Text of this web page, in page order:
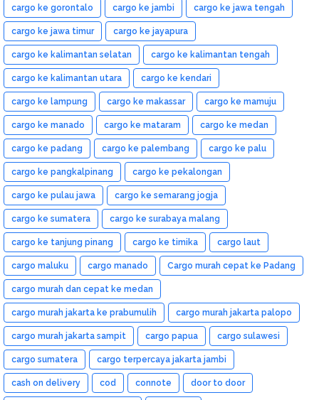
cargo ke gorontalo cargo ke jambi cargo ke jawa tengah
cargo ke jawa timur cargo ke jayapura
cargo ke kalimantan selatan cargo ke kalimantan tengah
cargo ke kalimantan utara cargo ke kendari
cargo ke lampung cargo ke makassar cargo ke mamuju
cargo ke manado cargo ke mataram cargo ke medan
cargo ke padang cargo ke palembang cargo ke palu
cargo ke pangkalpinang cargo ke pekalongan
cargo ke pulau jawa cargo ke semarang jogja
cargo ke sumatera cargo ke surabaya malang
cargo ke tanjung pinang cargo ke timika cargo laut
cargo maluku cargo manado Cargo murah cepat ke Padang
cargo murah dan cepat ke medan
cargo murah jakarta ke prabumulih cargo murah jakarta palopo
cargo murah jakarta sampit cargo papua cargo sulawesi
cargo sumatera cargo terpercaya jakarta jambi
cash on delivery cod connote door to door